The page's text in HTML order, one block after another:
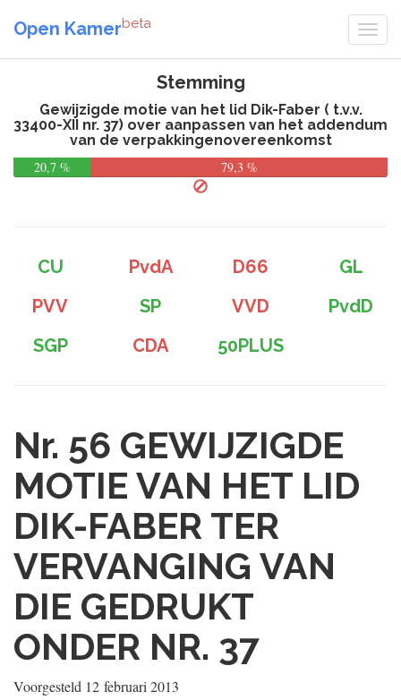
Open Kamerbeta
Stemming
Gewijzigde motie van het lid Dik-Faber ( t.v.v.
33400-XII nr. 37) over aanpassen van het addendum
van de verpakkingenovereenkomst
20,7 %
79,3 %
CU PvdA D66
GL
PVV
SP VVD
PvdD
SGP
CDA 50PLUS
Nr. 56 GEWIJZIGDE
MOTIE VAN HET LID
DIK-FABER TER
VERVANGING VAN
DIE GEDRUKT
ONDER NR. 37
Voorgesteld 12 februari 2013